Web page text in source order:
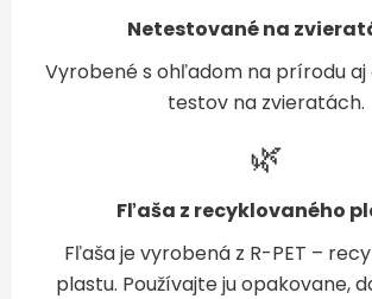
Netestované na
Vyrobené s ohľadom na prírodu aj
testov na zvieratách.
🌿
Fľaša z recyklovaného
Fľaša je vyrobená z R-PET –
plastu. Používajte ju opakovane,